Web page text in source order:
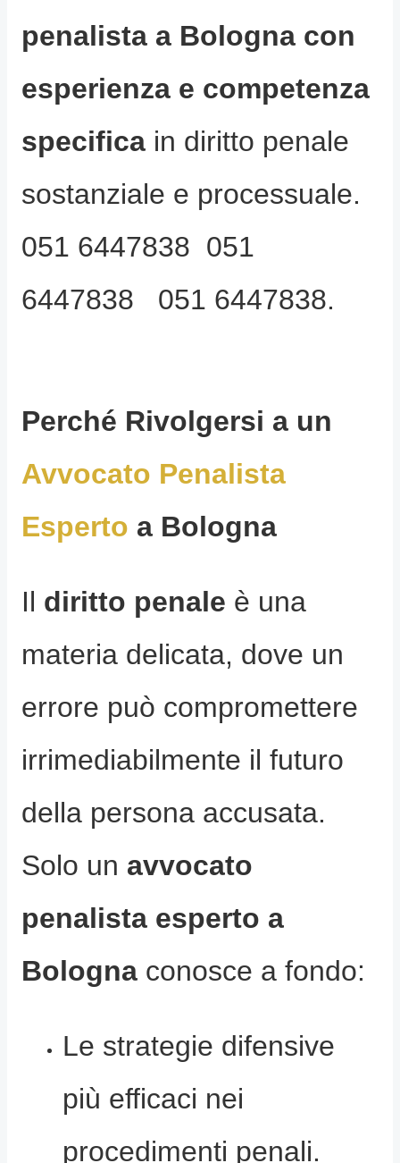
penalista a Bologna con
esperienza e competenza
specificain diritto penale
sostanziale e processuale.
051 6447838 051
6447838 051 6447838.
Perché Rivolgersi a un
Avvocato Penalista
Esperto a Bologna
Il diritto penale è una
materia delicata, dove un
errore può compromettere
irrimediabilmente il futuro
della persona accusata.
Solo un avvocato
penalista esperto a
Bolognaconosce a fondo:
Le strategie difensive
più efficaci nei
procedimenti penali.